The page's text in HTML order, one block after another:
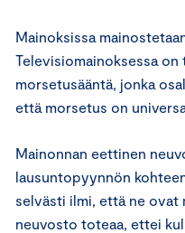
Mainoksissa
Televisiomainoksessa
morsetusääntä, jonka
että morsetus on
Mainonnan eettinen
lausuntopyynnön
selvästi ilmi, että ne ovat
neuvosto toteaa, ettei